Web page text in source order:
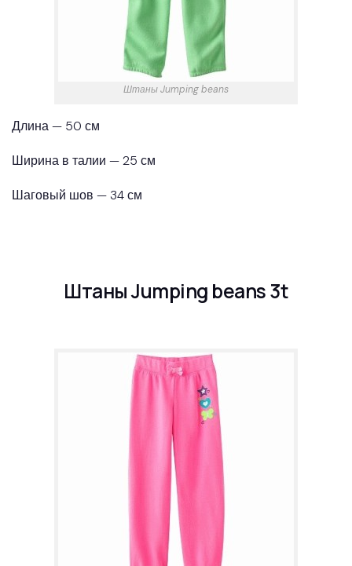
Штаны Jumping beans
Длина — 50 см
Ширина в талии — 25 см
Шаговый шов — 34 см
Штаны Jumping beans 3t